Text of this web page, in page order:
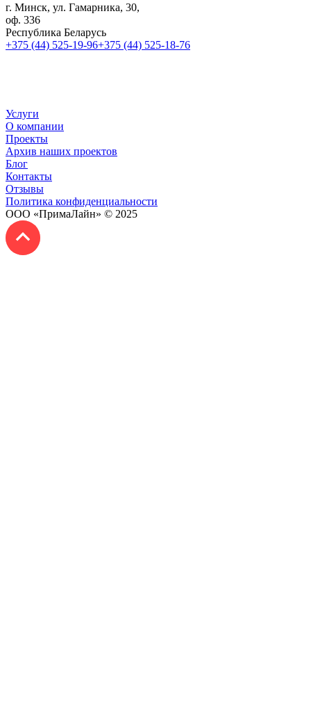
г. Минск, ул. Гамарника, 30,
оф. 336
Республика Беларусь
+375 (44) 525-19-96+375 (44) 525-18-76
Услуги
О компании
Проекты
Архив наших проектов
Блог
Контакты
Отзывы
Политика конфиденциальности
ООО «ПримаЛайн» © 2025